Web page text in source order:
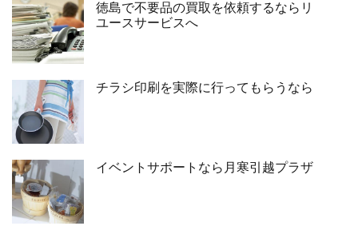
徳島で不要品の買取を依頼するならリ
ユースサービスへ
チラシ印刷を実際に行ってもらうなら
イベントサポートなら月寒引越プラザ